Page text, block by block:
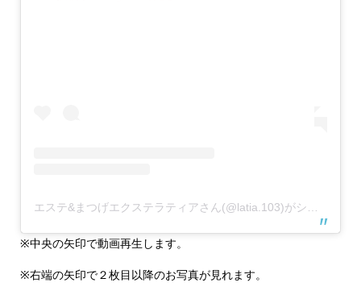
※中央の矢印で動画再生します。
※右端の矢印で２枚目以降のお写真が見れます。